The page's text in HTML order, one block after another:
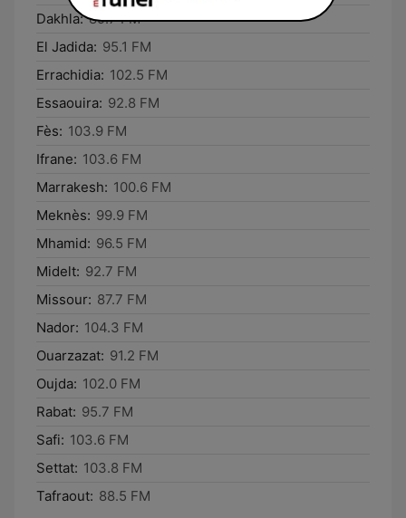
Dakhla: 89.7 FM
El Jadida: 95.1 FM
Errachidia: 102.5 FM
Essaouira: 92.8 FM
Fès: 103.9 FM
Ifrane: 103.6 FM
Marrakesh: 100.6 FM
Meknès: 99.9 FM
Mhamid: 96.5 FM
Midelt: 92.7 FM
Missour: 87.7 FM
Nador: 104.3 FM
Ouarzazat: 91.2 FM
Oujda: 102.0 FM
Rabat: 95.7 FM
Safi: 103.6 FM
Settat: 103.8 FM
Tafraout: 88.5 FM